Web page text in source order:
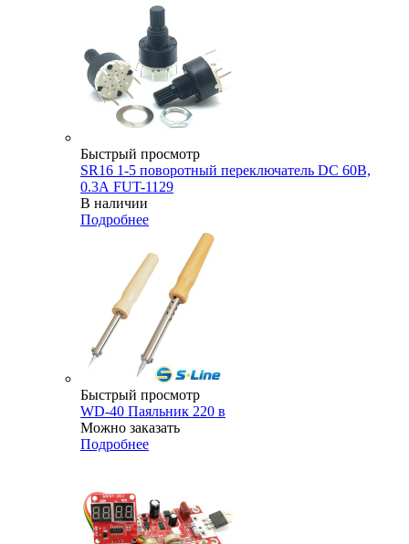
Быстрый просмотр
SR16 1-5 поворотный переключатель DC 60В,
0.3А FUT-1129
В наличии
Подробнее
Быстрый просмотр
WD-40 Паяльник 220 в
Можно заказать
Подробнее